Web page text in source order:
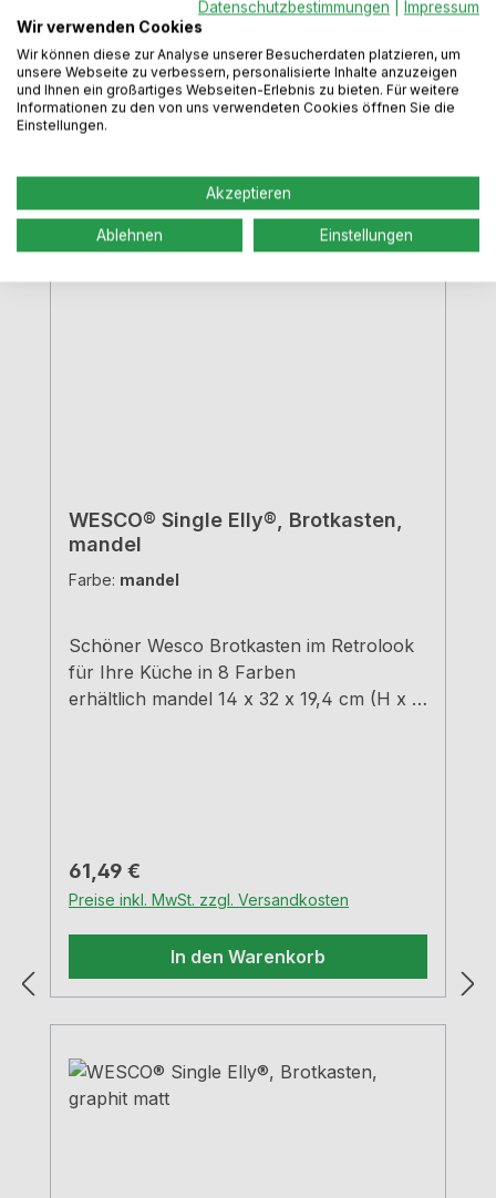
61,49 €
Preise inkl. MwSt. zzgl. Versandkosten
WESCO® Single Elly®, Brotkasten,
mandel
Farbe: mandel
Schöner Wesco Brotkasten im Retrolook
für Ihre Küche in 8 Farben
erhältlich mandel 14 x 32 x 19,4 cm (H x B
Regulärer Preis:
61,49 €
Preise inkl. MwSt. zzgl. Versandkosten
In den Warenkorb
Datenschutzbestimmungen
Impressum
Wir verwenden Cookies
Wir können diese zur Analyse unserer Besucherdaten platzieren, um
unsere Webseite zu verbessern, personalisierte Inhalte anzuzeigen
und Ihnen ein großartiges Webseiten-Erlebnis zu bieten. Für weitere
Informationen zu den von uns verwendeten Cookies öffnen Sie die
Einstellungen.
Akzeptieren
Ablehnen Einstellungen